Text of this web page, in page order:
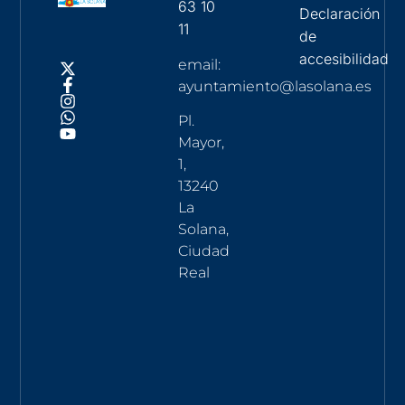
63 10
11
email:
ayuntamiento@lasolana.es
Pl.
Mayor,
1,
13240
La
Solana,
Ciudad
Real
Declaración
de
accesibilidad